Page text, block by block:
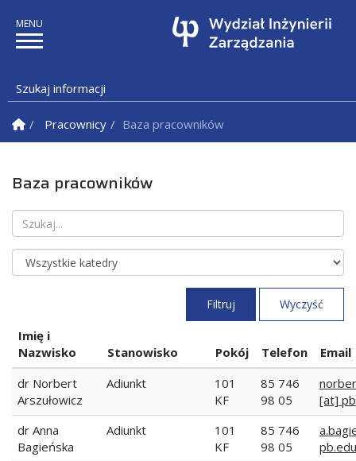
Szukaj informacji
Strona Główna
Pracownicy Baza pracowników
Baza pracowników
Szukaj
Katedra:
Filtruj Wyczyść
Imię i
Nazwisko
Stanowisko Pokój Telefon
Email
dr Norbert
Arszułowicz
Adiunkt
101
KF
85 746
98 05
[at]
dr Anna
Bagieńska
Adiunkt
101
KF
85 746
98 05